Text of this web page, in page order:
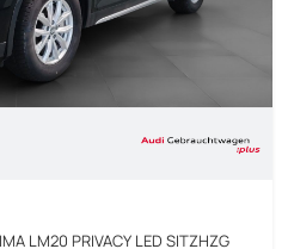
LM20 PRIVACY LED SITZHZG